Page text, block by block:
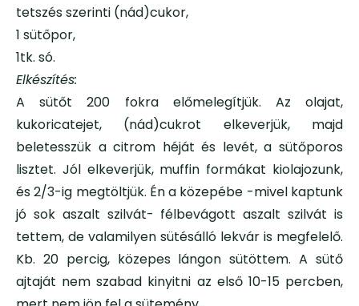
tetszés szerinti (nád)cukor,
1 sütőpor,
1tk. só.
Elkészítés:
A sütőt 200 fokra előmelegítjük. Az olajat,
kukoricatejet, (nád)cukrot elkeverjük, majd
beletesszük a citrom héját és levét, a sütőporos
lisztet. Jól elkeverjük, muffin formákat kiolajozunk,
és 2/3-ig megtöltjük. Én a közepébe -mivel kaptunk
jó sok aszalt szilvát- félbevágott aszalt szilvát is
tettem, de valamilyen sütésálló lekvár is megfelelő.
Kb. 20 percig, közepes lángon sütöttem. A sütő
ajtaját nem szabad kinyitni az első 10-15 percben,